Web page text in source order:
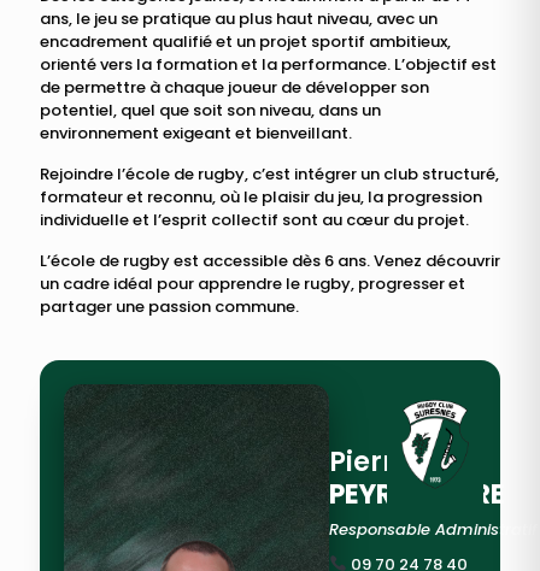
ans, le jeu se pratique au plus haut niveau, avec un
encadrement qualifié et un projet sportif ambitieux,
orienté vers la formation et la performance. L’objectif est
de permettre à chaque joueur de développer son
potentiel, quel que soit son niveau, dans un
environnement exigeant et bienveillant.
Rejoindre l’école de rugby, c’est intégrer un club structuré,
formateur et reconnu, où le plaisir du jeu, la progression
individuelle et l’esprit collectif sont au cœur du projet.
L’école de rugby est accessible dès 6 ans. Venez découvrir
un cadre idéal pour apprendre le rugby, progresser et
partager une passion commune.
Pierre
PEYRAMAURE
Responsable Administratif
09 70 24 78 40